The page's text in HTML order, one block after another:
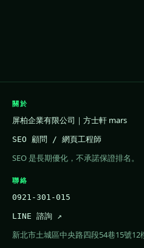
關於
屏柏企業有限公司｜方士軒 mars
SEO 顧問 / 網頁工程師
SEO 是長期優化，不承諾保證排名。
聯絡
0921-301-015
LINE 諮詢 ↗
新北市土城區中央路四段54巷15號12